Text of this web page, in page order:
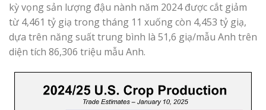
kỳ vọng sản lượng đậu nành năm 2024 được cắt giảm
từ 4,461 tỷ giạ trong tháng 11 xuống còn 4,453 tỷ giạ,
dựa trên năng suất trung bình là 51,6 giạ/mẫu Anh trên
diện tích 86,306 triệu mẫu Anh.